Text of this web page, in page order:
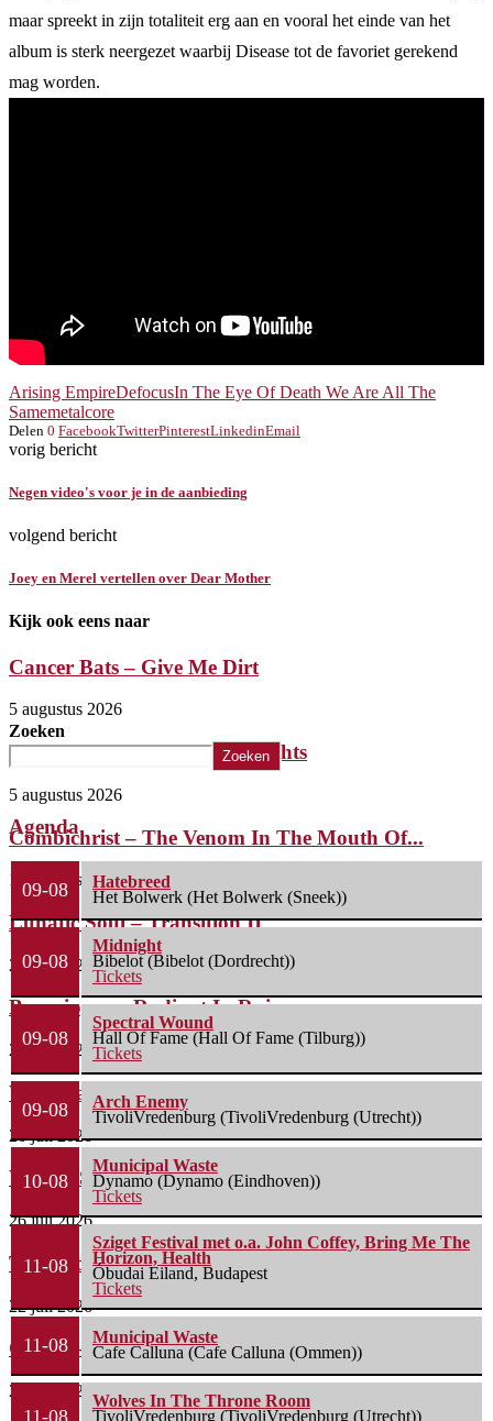
maar spreekt in zijn totaliteit erg aan en vooral het einde van het
album is sterk neergezet waarbij Disease tot de favoriet gerekend
mag worden.
Arising EmpireDefocusIn The Eye Of Death We Are All The
Samemetalcore
Delen 0 FacebookTwitterPinterestLinkedinEmail
vorig bericht
Negen video's voor je in de aanbieding
volgend bericht
Joey en Merel vertellen over Dear Mother
Kijk ook eens naar
Cancer Bats – Give Me Dirt
5 augustus 2026
The Iron Roses – Molotov Nights
5 augustus 2026
Combichrist – The Venom In The Mouth Of...
1 augustus 2026
Lunatic Soul – Transition II
29 juli 2026
Boneripper – Radiant In Ruin
27 juli 2026
Waterparks – Jinx
26 juli 2026
Wailin’ Storms – The Arsonist
26 juli 2026
The Fifth Alliance – Stenahoria
22 juli 2026
Gallon – A Spell Called Reality
22 juli 2026
Zoeken
Zoeken
Agenda
09-08
Hatebreed
Het Bolwerk (Het Bolwerk (Sneek))
09-08
Midnight
Bibelot (Bibelot (Dordrecht))
Tickets
09-08
Spectral Wound
Hall Of Fame (Hall Of Fame (Tilburg))
Tickets
09-08
Arch Enemy
TivoliVredenburg (TivoliVredenburg (Utrecht))
10-08
Municipal Waste
Dynamo (Dynamo (Eindhoven))
Tickets
11-08
Sziget Festival met o.a. John Coffey, Bring Me The
Horizon, Health
Óbudai Eiland, Budapest
Tickets
11-08
Municipal Waste
Cafe Calluna (Cafe Calluna (Ommen))
Wolves In The Throne Room
TivoliVredenburg (TivoliVredenburg (Utrecht))